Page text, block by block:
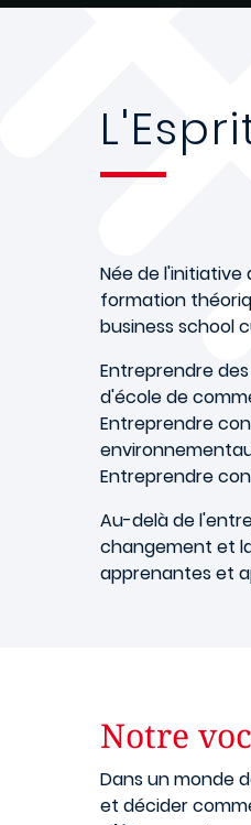
Née de
formation
business school
Entreprendre
d'école de
Entreprendre
Entreprendre
Au-delà de
changement et
apprenantes et
Notre
Dans un monde
et décider